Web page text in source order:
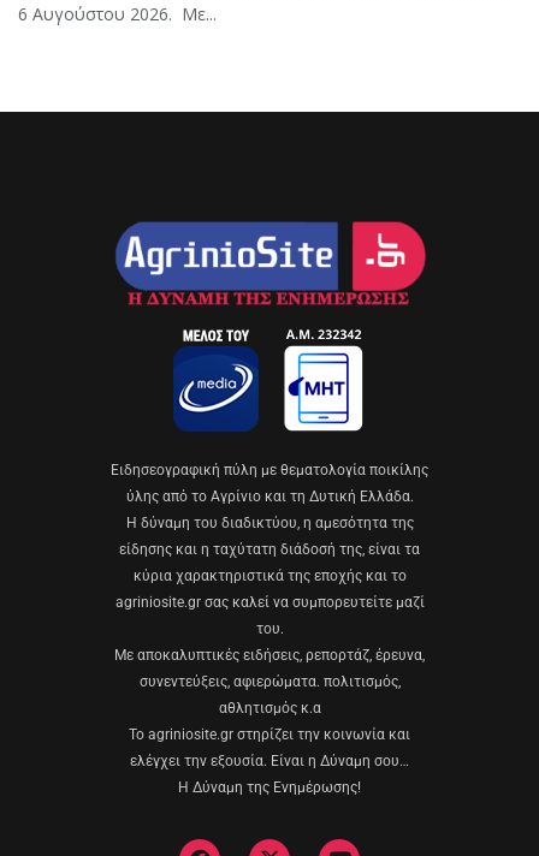
6 Αυγούστου 2026. Με...
Eιδησεογραφική πύλη με θεματολογία ποικίλης
ύλης από το Αγρίνιο και τη Δυτική Ελλάδα.
Η δύναμη του διαδικτύου, η αμεσότητα της
είδησης και η ταχύτατη διάδοσή της, είναι τα
κύρια χαρακτηριστικά της εποχής και το
agriniosite.gr σας καλεί να συμπορευτείτε μαζί
του.
Με αποκαλυπτικές ειδήσεις, ρεπορτάζ, έρευνα,
συνεντεύξεις, αφιερώματα. πολιτισμός,
αθλητισμός κ.α
Το agriniosite.gr στηρίζει την κοινωνία και
ελέγχει την εξουσία. Είναι η Δύναμη σου…
Η Δύναμη της Ενημέρωσης!